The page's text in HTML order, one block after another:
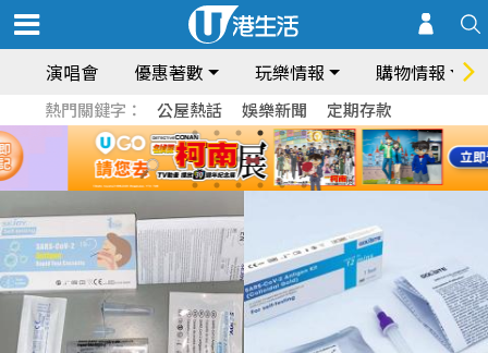
演唱會 優惠著數 玩樂情報 購物情報
熱門關鍵字： 公屋熱話 娛樂新聞 定期存款